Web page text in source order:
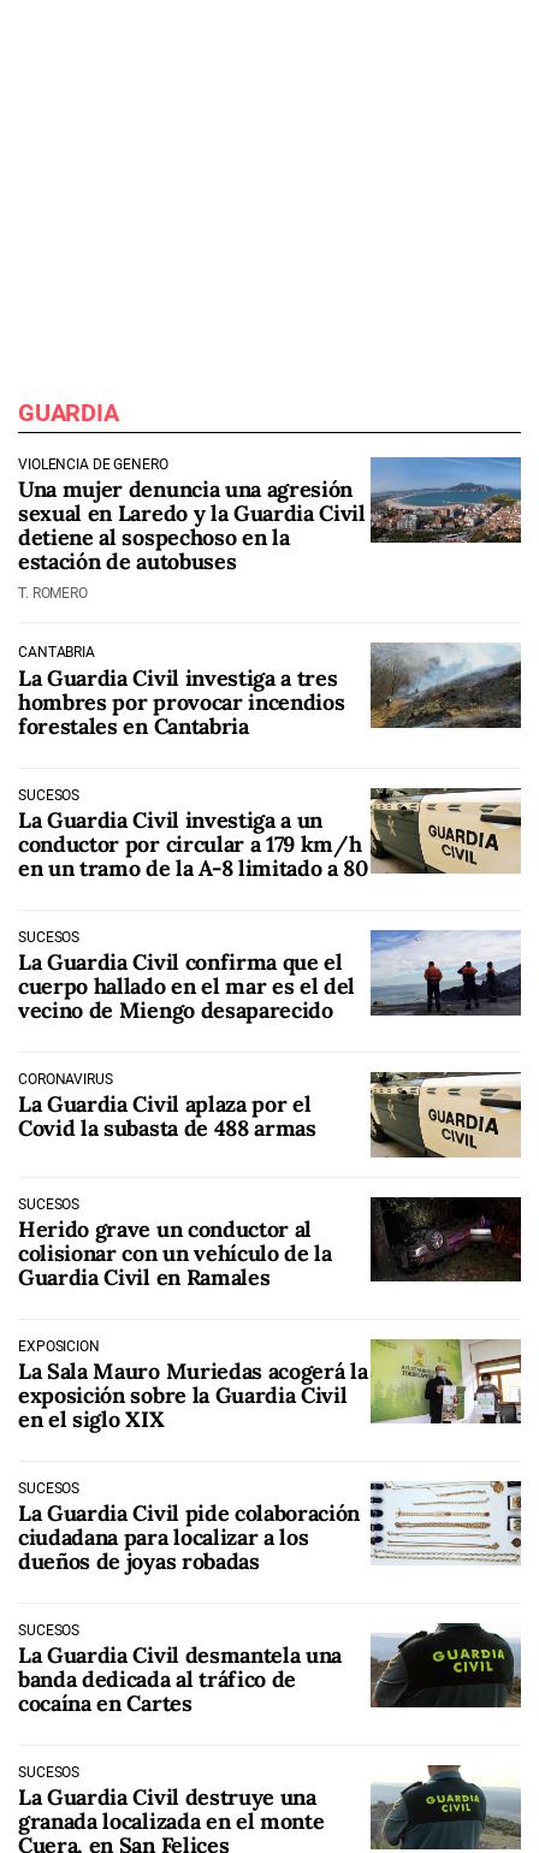
GUARDIA
VIOLENCIA DE GÉNERO
Una mujer denuncia una agresión
sexual en Laredo y la Guardia Civil
detiene al sospechoso en la
estación de autobuses
T. ROMERO
CANTABRIA
La Guardia Civil investiga a tres
hombres por provocar incendios
forestales en Cantabria
SUCESOS
La Guardia Civil investiga a un
conductor por circular a 179 km/h
en un tramo de la A-8 limitado a 80
SUCESOS
La Guardia Civil confirma que el
cuerpo hallado en el mar es el del
vecino de Miengo desaparecido
CORONAVIRUS
La Guardia Civil aplaza por el
Covid la subasta de 488 armas
SUCESOS
Herido grave un conductor al
colisionar con un vehículo de la
Guardia Civil en Ramales
EXPOSICIÓN
La Sala Mauro Muriedas acogerá la
exposición sobre la Guardia Civil
en el siglo XIX
SUCESOS
La Guardia Civil pide colaboración
ciudadana para localizar a los
dueños de joyas robadas
SUCESOS
La Guardia Civil desmantela una
banda dedicada al tráfico de
cocaína en Cartes
SUCESOS
La Guardia Civil destruye una
granada localizada en el monte
Cuera, en San Felices